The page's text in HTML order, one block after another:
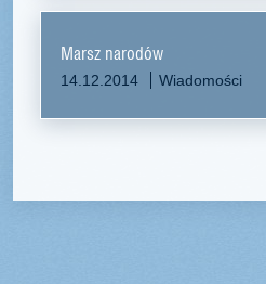
Marsz narodów
14.12.2014 Wiadomości